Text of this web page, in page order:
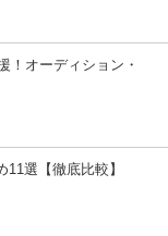
！オーディション・
選【徹底比較】